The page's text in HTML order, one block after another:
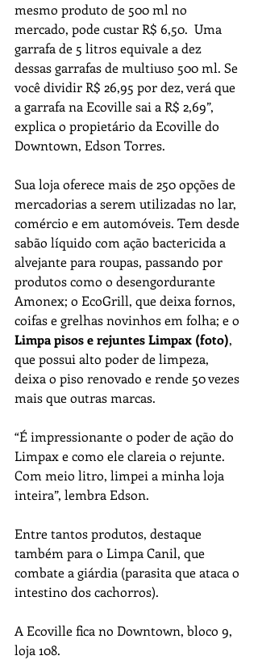
mesmo produto de 500 ml no
mercado, pode custar R$ 6,50.  Uma
garrafa de 5 litros equivale a dez
dessas garrafas de multiuso 500 ml. Se
você dividir R$ 26,95 por dez, verá que
a garrafa na Ecoville sai a R$ 2,69”,
explica o propietário da Ecoville do
Downtown, Edson Torres.
Sua loja oferece mais de 250 opções de
mercadorias a serem utilizadas no lar,
comércio e em automóveis. Tem desde
sabão líquido com ação bactericida a
alvejante para roupas, passando por
produtos como o desengordurante
Amonex; o EcoGrill, que deixa fornos,
coifas e grelhas novinhos em folha; e o
Limpa pisos e rejuntes Limpax (foto),
que possui alto poder de limpeza,
deixa o piso renovado e rende 50 vezes
mais que outras marcas.
“É impressionante o poder de ação do
Limpax e como ele clareia o rejunte.
Com meio litro, limpei a minha loja
inteira”, lembra Edson.
Entre tantos produtos, destaque
também para o Limpa Canil, que
combate a giárdia (parasita que ataca o
intestino dos cachorros).
A Ecoville fica no Downtown, bloco 9,
loja 108.